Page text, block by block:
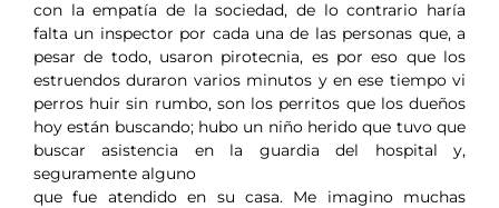
con la empatía de la sociedad, de lo contrario haría
falta un inspector por cada una de las personas que, a
pesar de todo, usaron pirotecnia, es por eso que los
estruendos duraron varios minutos y en ese tiempo vi
perros huir sin rumbo, son los perritos que los dueños
hoy están buscando; hubo un niño herido que tuvo que
buscar asistencia en la guardia del hospital y,
seguramente alguno
que fue atendido en su casa. Me imagino muchas